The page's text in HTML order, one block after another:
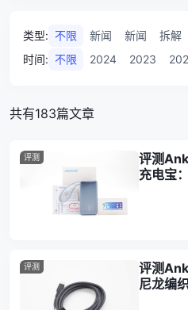
类型: 不限 新闻 新闻 拆解
充电器
移动电源 新品
清单
时间: 不限 2024 2023
共有183篇文章
评测
评测
充电宝
评测
评测
尼龙编